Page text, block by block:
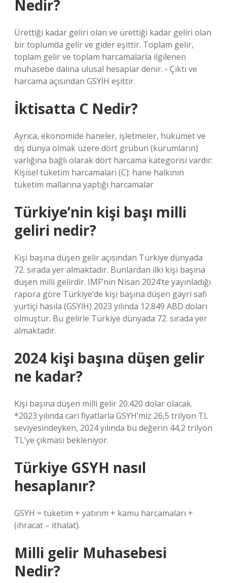
Nedir?
Ürettiği kadar geliri olan ve ürettiği kadar geliri olan
bir toplumda gelir ve gider eşittir. Toplam gelir,
toplam gelir ve toplam harcamalarla ilgilenen
muhasebe dalına ulusal hesaplar denir. ◦ Çıktı ve
harcama açısından GSYİH eşittir.
İktisatta C Nedir?
Ayrıca, ekonomide haneler, işletmeler, hükümet ve
dış dünya olmak üzere dört grubun (kurumların)
varlığına bağlı olarak dört harcama kategorisi vardır:
Kişisel tüketim harcamaları (C): hane halkının
tüketim mallarına yaptığı harcamalar
Türkiye’nin kişi başı milli
geliri nedir?
Kişi başına düşen gelir açısından Türkiye dünyada
72. sırada yer almaktadır. Bunlardan ilki kişi başına
düşen milli gelirdir. IMF’nin Nisan 2024’te yayınladığı
rapora göre Türkiye’de kişi başına düşen gayri safi
yurtiçi hasıla (GSYİH) 2023 yılında 12.849 ABD doları
olmuştur. Bu gelirle Türkiye dünyada 72. sırada yer
almaktadır.
2024 kişi başına düşen gelir
ne kadar?
Kişi başına düşen milli gelir 20.420 dolar olacak.
*2023 yılında cari fiyatlarla GSYH’miz 26,5 trilyon TL
seviyesindeyken, 2024 yılında bu değerin 44,2 trilyon
TL’ye çıkması bekleniyor.
Türkiye GSYH nasıl
hesaplanır?
GSYH = tüketim + yatırım + kamu harcamaları +
(ihracat – ithalat).
Milli gelir Muhasebesi
Nedir?